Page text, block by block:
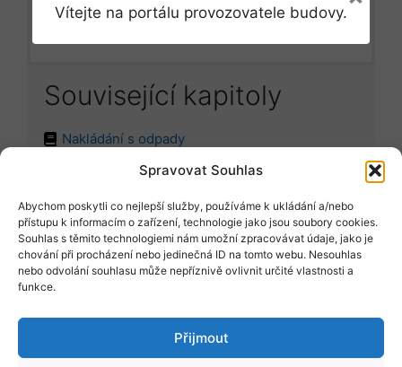
Spravovat Souhlas
Abychom poskytli co nejlepší služby, používáme k ukládání a/nebo
přístupu k informacím o zařízení, technologie jako jsou soubory cookies.
Souhlas s těmito technologiemi nám umožní zpracovávat údaje, jako je
chování při procházení nebo jedinečná ID na tomto webu. Nesouhlas
nebo odvolání souhlasu může nepříznivě ovlivnit určité vlastnosti a
funkce.
Přijmout
Související kapitoly
Nakládání s odpady
Položit dotaz
Vyžádat vzor
Vítejte na portálu provozovatele budovy.